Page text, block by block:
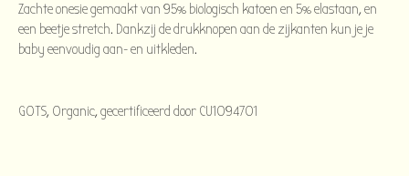
Zachte onesie gemaakt van 95% biologisch katoen en 5% elastaan, en
een beetje stretch. Dankzij de drukknopen aan de zijkanten kun je je
baby eenvoudig aan- en uitkleden.
GOTS, Organic, gecertificeerd door CU1094701